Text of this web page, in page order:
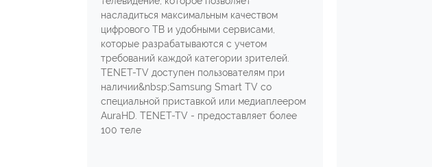
насладиться максимальным качеством
цифрового ТВ и удобными сервисами,
которые разрабатываются с учетом
требований каждой категории зрителей.
TENET-TV доступен пользователям при
наличии&nbsp;Samsung Smart TV со
специальной приставкой или медиаплеером
AuraHD. TENET-TV - предоставляет более
100 теле